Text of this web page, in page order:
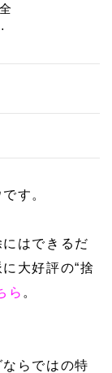
す。
はできるだ
大好評の“捨
ら 。
らではの特